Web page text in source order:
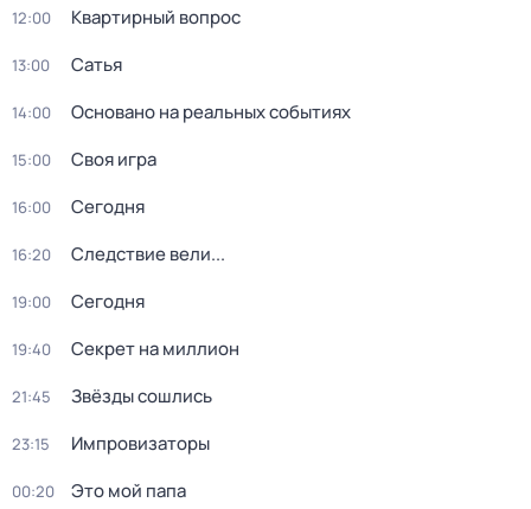
12:00 Квартирный вопрос
13:00 Сатья
14:00 Основано на реальных событиях
15:00 Своя игра
16:00 Сегодня
16:20 Следствие вели...
19:00 Сегодня
19:40 Секрет на миллион
21:45 Звёзды сошлись
23:15 Импровизаторы
00:20 Это мой папа